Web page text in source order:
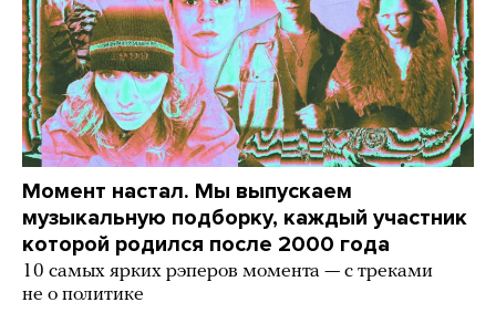
Момент настал. Мы выпускаем
музыкальную подборку, каждый участник
которой родился после 2000 года
10 самых ярких рэперов момента — с треками
не о политике